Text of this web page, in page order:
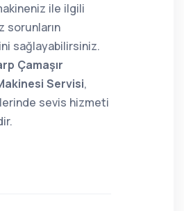
ile ilgili
sorunların
sağlayabilirsiniz.
Çamaşır
Servisi,
sevis hizmeti